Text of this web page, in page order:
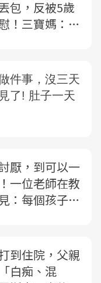
包，反被5歲
！三寶媽：超
厭，到可以一
一位老師在教
：每個孩子都
到住院，父親
白痴、混